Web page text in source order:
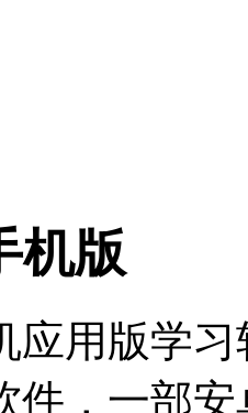
机版
应用版学
件，一部